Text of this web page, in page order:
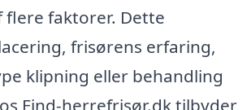
faktorer. Dette
frisørens erfaring,
klipning eller behandling
Find-herrefrisør.dk tilbyder